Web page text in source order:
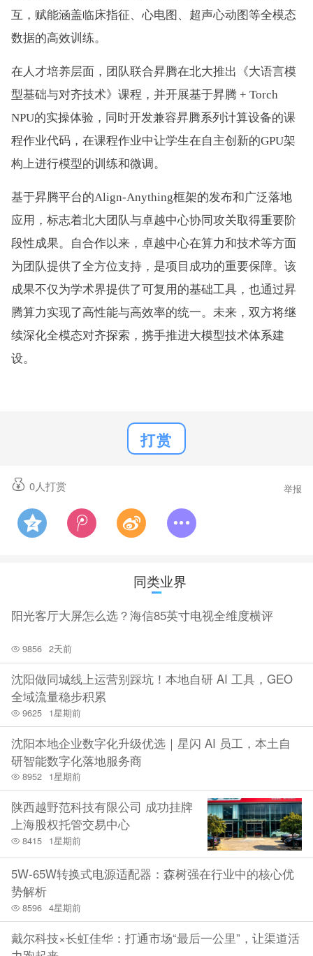
互，赋能涵盖临床指征、心电图、超声心动图等全模态
数据的高效训练。
在人才培养层面，团队联合昇腾在北大推出《大语言模
型基础与对齐技术》课程，并开展基于昇腾 + Torch
NPU的实操体验，同时开发兼容昇腾系列计算设备的课
程作业代码，在课程作业中让学生在自主创新的GPU架
构上进行模型的训练和微调。
基于昇腾平台的Align-Anything框架的发布和广泛落地
应用，标志着北大团队与卓越中心协同攻关取得重要阶
段性成果。自合作以来，卓越中心在算力和技术等方面
为团队提供了全方位支持，是项目成功的重要保障。该
成果不仅为学术界提供了可复用的基础工具，也通过昇
腾算力实现了高性能与高效率的统一。未来，双方将继
续深化全模态对齐探索，携手推进大模型技术体系建
设。
打赏
0人打赏 举报
同类业界
阳光客厅大屏怎么选？海信85英寸电视全维度横评
9856 2天前
沈阳做同城线上运营别踩坑！本地自研 AI 工具，GEO
全域流量稳步积累
9625 1星期前
沈阳本地企业数字化升级优选｜星闪 AI 员工，本土自
研智能数字化落地服务商
8952 1星期前
陕西越野范科技有限公司 成功挂牌
上海股权托管交易中心
8415 1星期前
5W-65W转换式电源适配器：森树强在行业中的核心优
势解析
8596 4星期前
戴尔科技×长虹佳华：打通市场“最后一公里”，让渠道活